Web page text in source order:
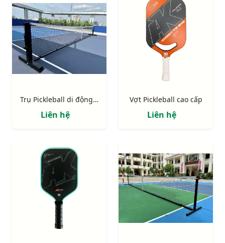
Trụ Pickleball di động thi đấu
Liên hệ
Vợt Pickleball cao cấp
Liên hệ